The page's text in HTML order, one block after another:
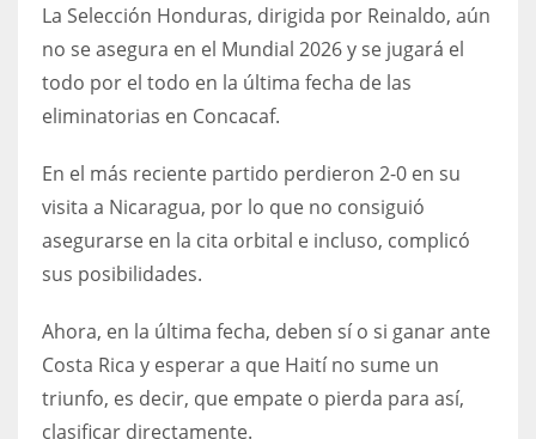
MIN
6
24
PIT
NE
16
La Selección Honduras, dirigida por Reinaldo, aún
no se asegura en el Mundial 2026 y se jugará el
todo por el todo en la última fecha de las
eliminatorias en Concacaf.
En el más reciente partido perdieron 2-0 en su
visita a Nicaragua, por lo que no consiguió
asegurarse en la cita orbital e incluso, complicó
sus posibilidades.
Ahora, en la última fecha, deben sí o si ganar ante
Costa Rica y esperar a que Haití no sume un
triunfo, es decir, que empate o pierda para así,
clasificar directamente.